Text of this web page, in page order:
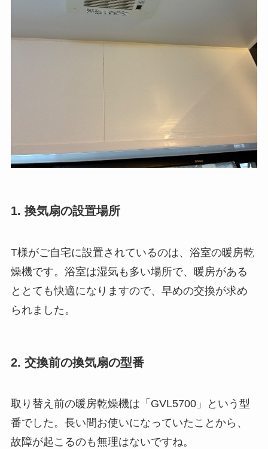
1. 換気扇の設置場所
T様がご自宅に設置されているのは、浴室の暖房乾
燥機です。浴室は湿気も多い場所で、暖房がある
ととても快適になりますので、早めの交換が求め
られました。
2. 交換前の換気扇の型番
取り替え前の暖房乾燥機は「GVL5700」という型
番でした。長い間お使いになっていたことから、
故障が起こるのも無理はないですね。